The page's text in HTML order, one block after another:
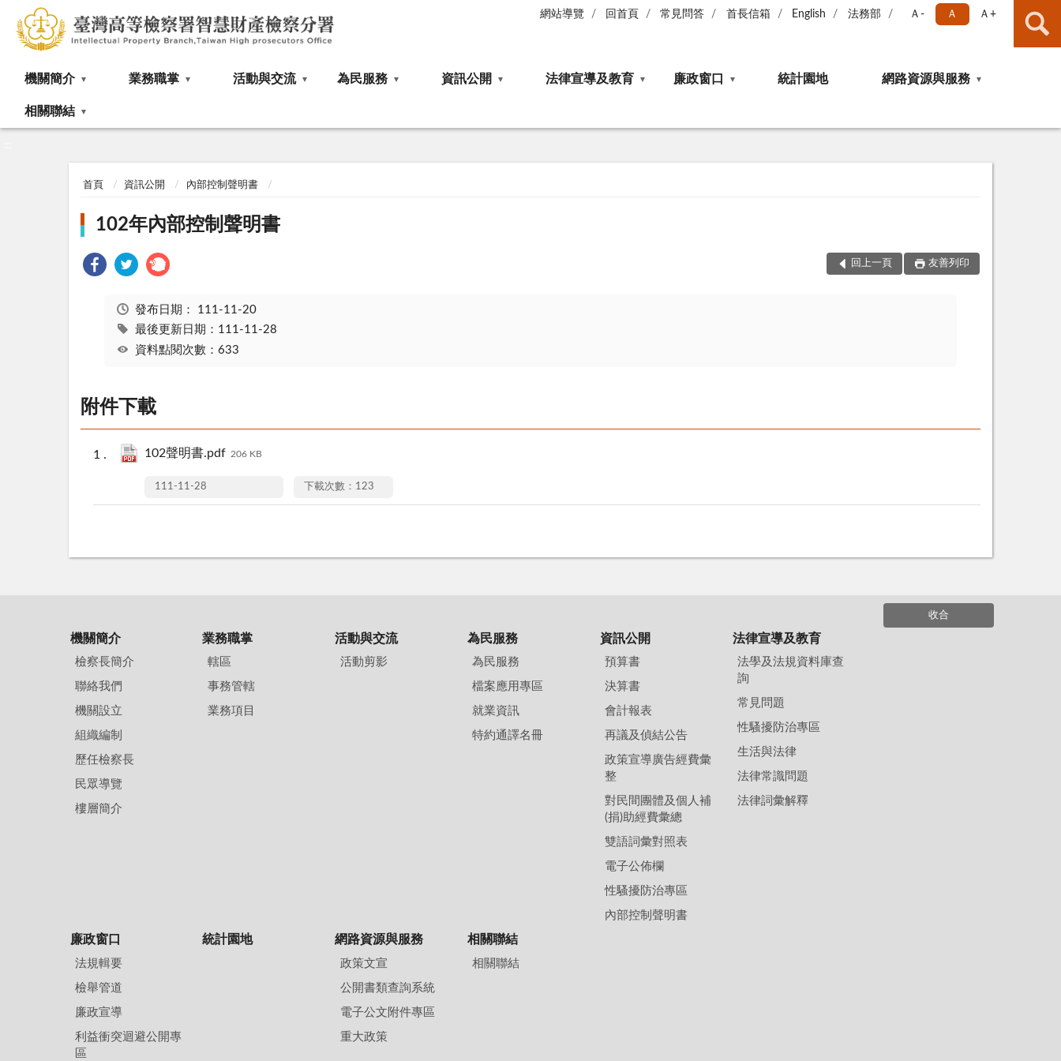
網站導覽 回首頁 常見問答 首長信箱 English 法務部 Ａ- Ａ Ａ+
機關簡介 業務職掌 活動與交流 為民服務 資訊公開 法律宣導及教育 廉政窗口 統計園地 網路資源與服務
相關聯結
首頁 資訊公開 內部控制聲明書
102年內部控制聲明書
回上一頁 友善列印
發布日期： 111-11-20
最後更新日期：111-11-28
資料點閱次數：633
附件下載
102聲明書.pdf 206 KB
111-11-28 下載次數：123
收合
機關簡介
檢察長簡介
聯絡我們
機關設立
組織編制
歷任檢察長
民眾導覽
樓層簡介
業務職掌
轄區
事務管轄
業務項目
活動與交流
活動剪影
為民服務
為民服務
檔案應用專區
就業資訊
特約通譯名冊
資訊公開
預算書
決算書
會計報表
再議及偵結公告
政策宣導廣告經費彙
整
對民間團體及個人補
(捐)助經費彙總
雙語詞彙對照表
電子公佈欄
性騷擾防治專區
內部控制聲明書
法律宣導及教育
法學及法規資料庫查
詢
常見問題
性騷擾防治專區
生活與法律
法律常識問題
法律詞彙解釋
廉政窗口
法規輯要
檢舉管道
廉政宣導
利益衝突迴避公開專
區
統計園地 網路資源與服務
政策文宣
公開書類查詢系統
電子公文附件專區
重大政策
相關聯結
相關聯結